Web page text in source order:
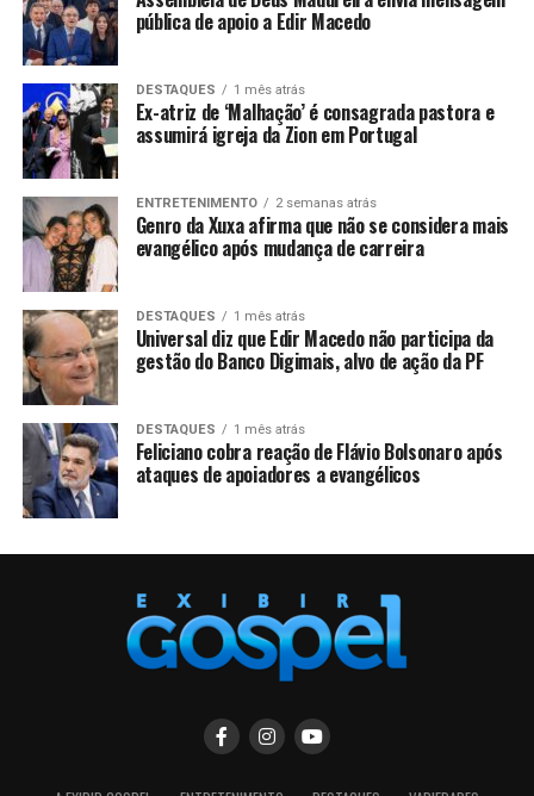
pública de apoio a Edir Macedo
DESTAQUES 1 mês atrás
Ex-atriz de ‘Malhação’ é consagrada pastora e
assumirá igreja da Zion em Portugal
ENTRETENIMENTO 2 semanas atrás
Genro da Xuxa afirma que não se considera mais
evangélico após mudança de carreira
DESTAQUES 1 mês atrás
Universal diz que Edir Macedo não participa da
gestão do Banco Digimais, alvo de ação da PF
DESTAQUES 1 mês atrás
Feliciano cobra reação de Flávio Bolsonaro após
ataques de apoiadores a evangélicos